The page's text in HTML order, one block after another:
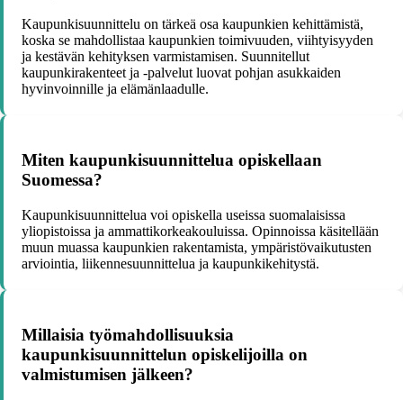
Kaupunkisuunnittelu on tärkeä osa kaupunkien kehittämistä,
koska se mahdollistaa kaupunkien toimivuuden, viihtyisyyden
ja kestävän kehityksen varmistamisen. Suunnitellut
kaupunkirakenteet ja -palvelut luovat pohjan asukkaiden
hyvinvoinnille ja elämänlaadulle.
Miten kaupunkisuunnittelua opiskellaan
Suomessa?
Kaupunkisuunnittelua voi opiskella useissa suomalaisissa
yliopistoissa ja ammattikorkeakouluissa. Opinnoissa käsitellään
muun muassa kaupunkien rakentamista, ympäristövaikutusten
arviointia, liikennesuunnittelua ja kaupunkikehitystä.
Millaisia työmahdollisuuksia
kaupunkisuunnittelun opiskelijoilla on
valmistumisen jälkeen?